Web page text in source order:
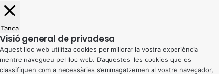
Tanca
Visió general de privadesa
Aquest lloc web utilitza cookies per millorar la vostra experiència
mentre navegueu pel lloc web. D’aquestes, les cookies que es
classifiquen com a necessàries s’emmagatzemen al vostre navegador,